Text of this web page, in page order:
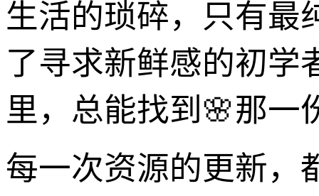
生活的琐碎，只有最
了寻求新鲜感的初学
里，总能找到🌸那一
每一次资源的更新，